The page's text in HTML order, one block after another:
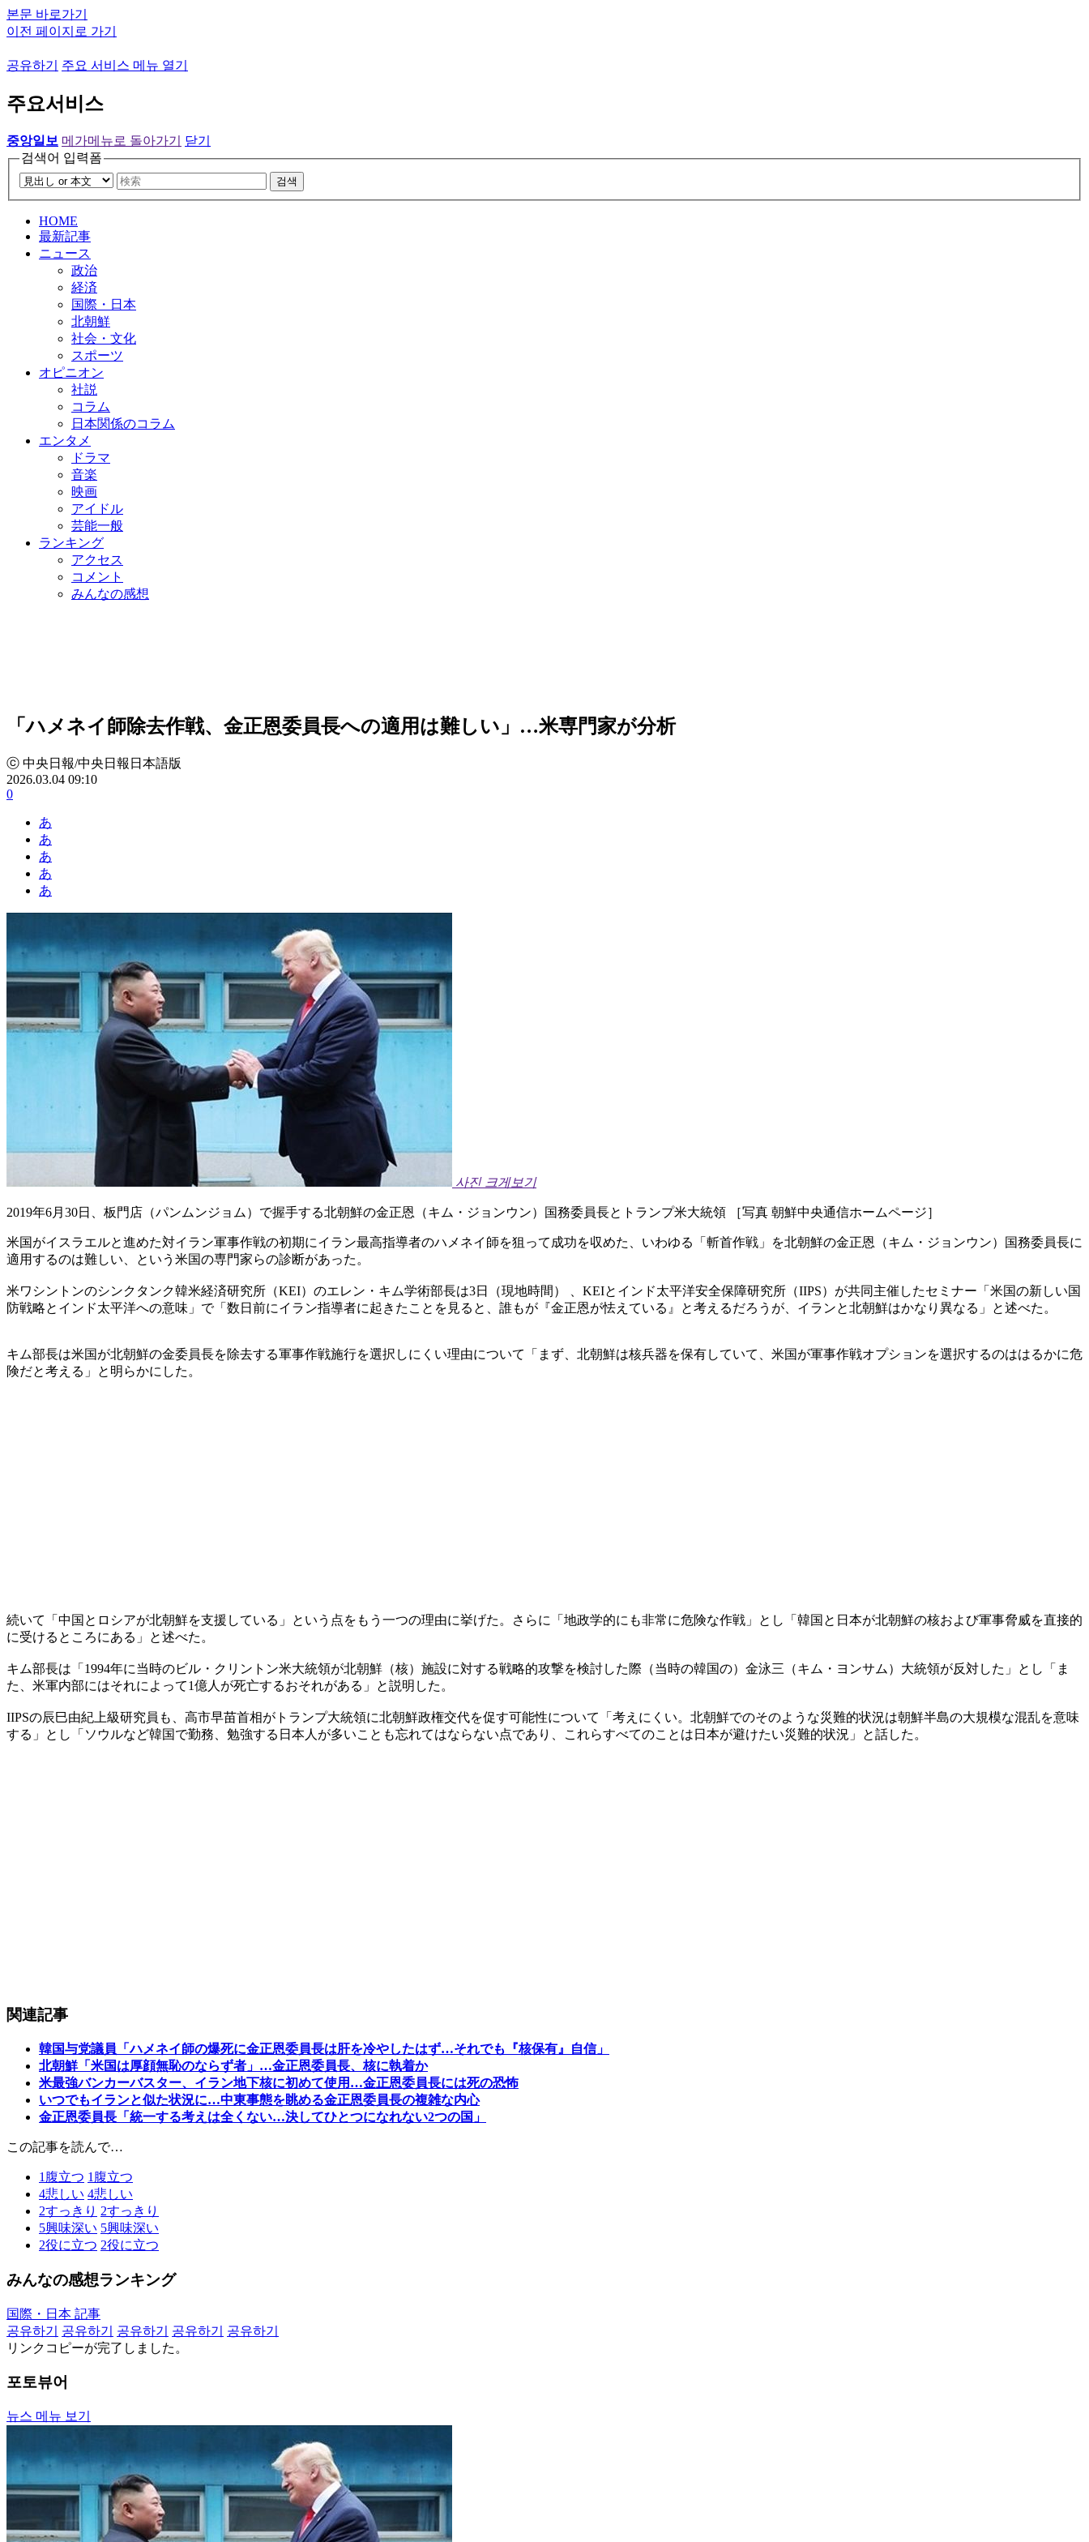
본문 바로가기
이전 페이지로 가기
공유하기 주요 서비스 메뉴 열기
주요서비스
중앙일보 메가메뉴로 돌아가기
닫기
검색어 입력폼
검색
HOME
最新記事
ニュース
政治
経済
国際・日本
北朝鮮
社会・文化
スポーツ
オピニオン
社説
コラム
日本関係のコラム
エンタメ
ドラマ
音楽
映画
アイドル
芸能一般
ランキング
アクセス
コメント
みんなの感想
「ハメネイ師除去作戦、金正恩委員長への適用は難しい」…米専門家が分析
ⓒ 中央日報/中央日報日本語版
2026.03.04 09:10
0
あ
あ
あ
あ
あ
사진 크게보기
2019年6月30日、板門店（パンムンジョム）で握手する北朝鮮の金正恩（キム・ジョンウン）国務委員長とトランプ米大統領 ［写真 朝鮮中央通信ホームページ］
米国がイスラエルと進めた対イラン軍事作戦の初期にイラン最高指導者のハメネイ師を狙って成功を収めた、いわゆる「斬首作戦」を北朝鮮の金正恩（キム・ジョンウン）国務委員長に
適用するのは難しい、という米国の専門家らの診断があった。
米ワシントンのシンクタンク韓米経済研究所（KEI）のエレン・キム学術部長は3日（現地時間） 、KEIとインド太平洋安全保障研究所（IIPS）が共同主催したセミナー「米国の新しい国
防戦略とインド太平洋への意味」で「数日前にイラン指導者に起きたことを見ると、誰もが『金正恩が怯えている』と考えるだろうが、イランと北朝鮮はかなり異なる」と述べた。
キム部長は米国が北朝鮮の金委員長を除去する軍事作戦施行を選択しにくい理由について「まず、北朝鮮は核兵器を保有していて、米国が軍事作戦オプションを選択するのははるかに危
険だと考える」と明らかにした。
続いて「中国とロシアが北朝鮮を支援している」という点をもう一つの理由に挙げた。さらに「地政学的にも非常に危険な作戦」とし「韓国と日本が北朝鮮の核および軍事脅威を直接的
に受けるところにある」と述べた。
キム部長は「1994年に当時のビル・クリントン米大統領が北朝鮮（核）施設に対する戦略的攻撃を検討した際（当時の韓国の）金泳三（キム・ヨンサム）大統領が反対した」とし「ま
た、米軍内部にはそれによって1億人が死亡するおそれがある」と説明した。
IIPSの辰巳由紀上級研究員も、高市早苗首相がトランプ大統領に北朝鮮政権交代を促す可能性について「考えにくい。北朝鮮でのそのような災難的状況は朝鮮半島の大規模な混乱を意味
する」とし「ソウルなど韓国で勤務、勉強する日本人が多いことも忘れてはならない点であり、これらすべてのことは日本が避けたい災難的状況」と話した。
関連記事
韓国与党議員「ハメネイ師の爆死に金正恩委員長は肝を冷やしたはず…それでも『核保有』自信」
北朝鮮「米国は厚顔無恥のならず者」…金正恩委員長、核に執着か
米最強バンカーバスター、イラン地下核に初めて使用…金正恩委員長には死の恐怖
いつでもイランと似た状況に…中東事態を眺める金正恩委員長の複雑な内心
金正恩委員長「統一する考えは全くない…決してひとつになれない2つの国」
この記事を読んで…
1 腹立つ 1 腹立つ
4悲しい 4悲しい
2すっきり 2すっきり
5興味深い 5興味深い
2役に立つ 2役に立つ
みんなの感想ランキング
国際・日本 記事
공유하기
공유하기 공유하기 공유하기
공유하기
リンクコピーが完了しました。
포토뷰어
뉴스 메뉴 보기